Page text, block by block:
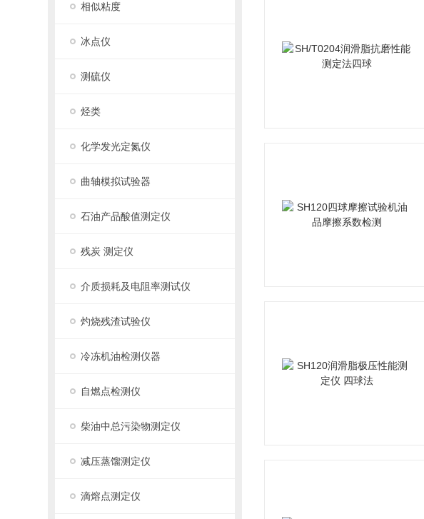
相似粘度
冰点仪
测硫仪
烃类
化学发光定氮仪
曲轴模拟试验器
石油产品酸值测定仪
残炭 测定仪
介质损耗及电阻率测试仪
灼烧残渣试验仪
冷冻机油检测仪器
自燃点检测仪
柴油中总污染物测定仪
减压蒸馏测定仪
滴熔点测定仪